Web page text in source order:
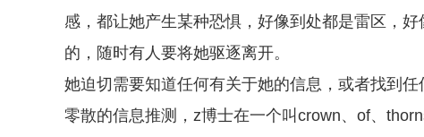
感，都让她产生某种恐惧，好像到处都是雷区，
的，随时有人要将她驱逐离开。
她迫切需要知道任何有关于她的信息，或者找到
零散的信息推测，z博士在一个叫crown、of、